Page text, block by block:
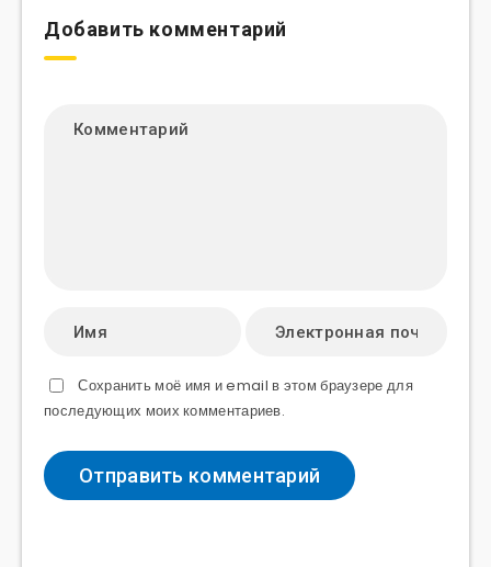
Добавить комментарий
Сохранить моё имя и email в этом браузере для
последующих моих комментариев.